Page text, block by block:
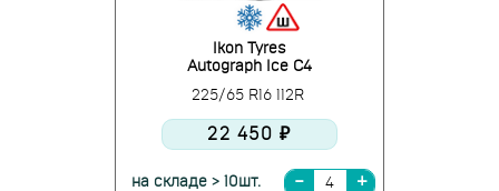
Ikon Tyres
Autograph Ice C4
225/65 R16 112R
22 450 ₽
на складе > 10шт.